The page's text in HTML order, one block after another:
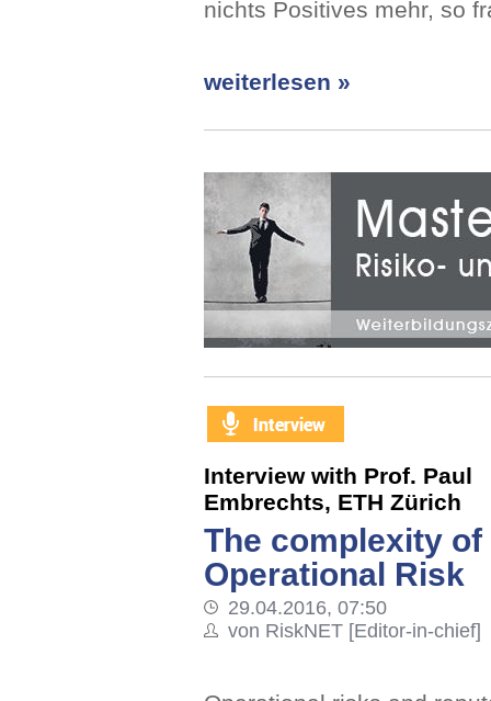
nichts Positives mehr, so
weiterlesen »
Interview with Prof. Paul
Embrechts, ETH Zürich
The complexity of
Operational Risk
29.04.2016, 07:50
von RiskNET [Editor-in-chief]